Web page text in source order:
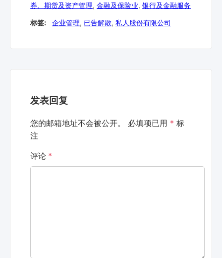
券、期货及资产管理, 金融及保险业, 银行及金融服务
标签: 企业管理, 已告解散, 私人股份有限公司
发表回复
您的邮箱地址不会被公开。 必填项已用 * 标
注
评论 *